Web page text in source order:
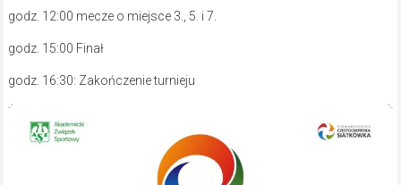
godz. 12:00 mecze o miejsce 3., 5. i 7.
godz. 15:00 Finał
godz. 16:30: Zakończenie turnieju